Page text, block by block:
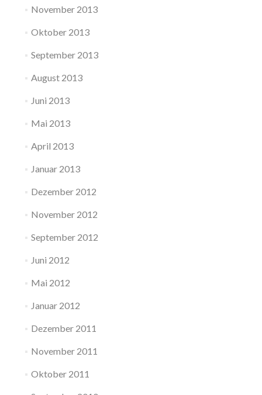
November 2013
Oktober 2013
September 2013
August 2013
Juni 2013
Mai 2013
April 2013
Januar 2013
Dezember 2012
November 2012
September 2012
Juni 2012
Mai 2012
Januar 2012
Dezember 2011
November 2011
Oktober 2011